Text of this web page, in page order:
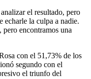
el resultado, pero
echarle la culpa a nadie.
encontramos una
con el 51,73% de los
segundo con el
el triunfo del